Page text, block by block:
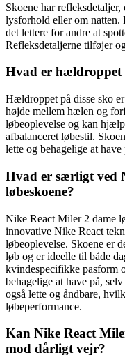
Skoene har
lysforhold eller om
det lettere for andre at
Refleksdetaljerne tilføjer
Hvad er hældroppet
Hældroppet på disse sko
højde mellem hælen og
løbeoplevelse og kan
afbalanceret løbestil.
lette og behagelige at
Hvad er særligt ved
løbeskoene?
Nike React Miler 2 dame
innovative Nike React
løbeoplevelse. Skoene er
løb og er ideelle til både
kvindespecifikke pasform
behagelige at have på,
også lette og åndbare,
løbeperformance.
Kan Nike React
mod dårligt vejr?